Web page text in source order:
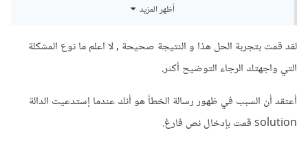
     collector
. push(pair)
pairString
collector [i].join ("")
أظهر المزيد
لقد قمت بتجربة الحل هذا و النتيجة صحيحة , لا اعلم ما نوع المشكلة
التي واجهتك الرجاء التوضيح أكثر.
أعتقد أن السبب في ظهور رسالة الخطأ هو أنك عندما إستدعيت الدالة
solution قمت بإدخال نص فارغ.